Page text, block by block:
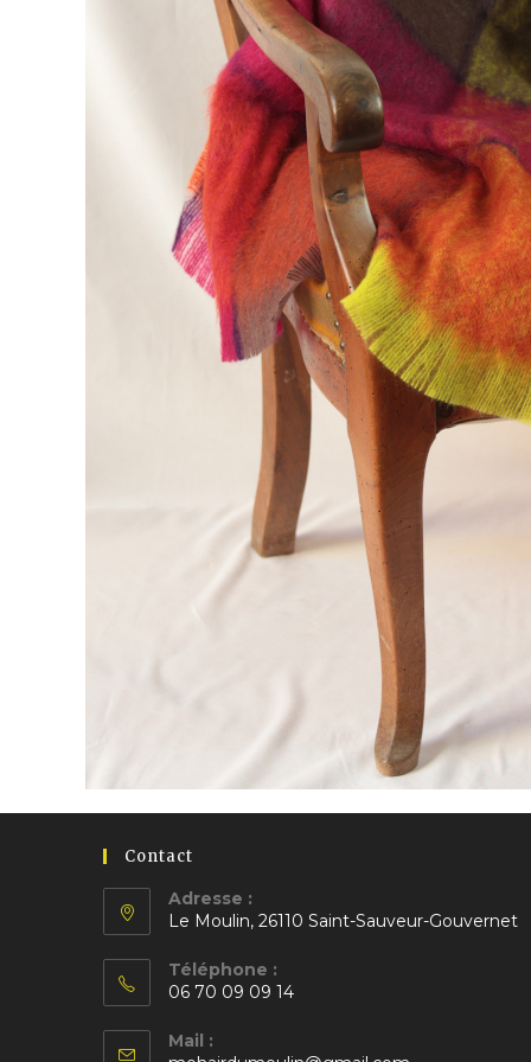
Contact
Adresse :
Le Moulin, 26110 Saint-Sauveur-Gouvernet
dans
un
nouvel
Téléphone :
06 70 09 09 14
dans
Mail :